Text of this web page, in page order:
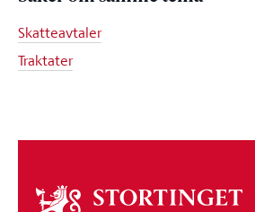
Skatteavtaler
Traktater
Om